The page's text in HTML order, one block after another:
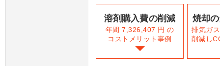
溶剤購入費の削減
年間 7,326,407 円 の
コストメリット事例
焼却
排気ガ
削減し